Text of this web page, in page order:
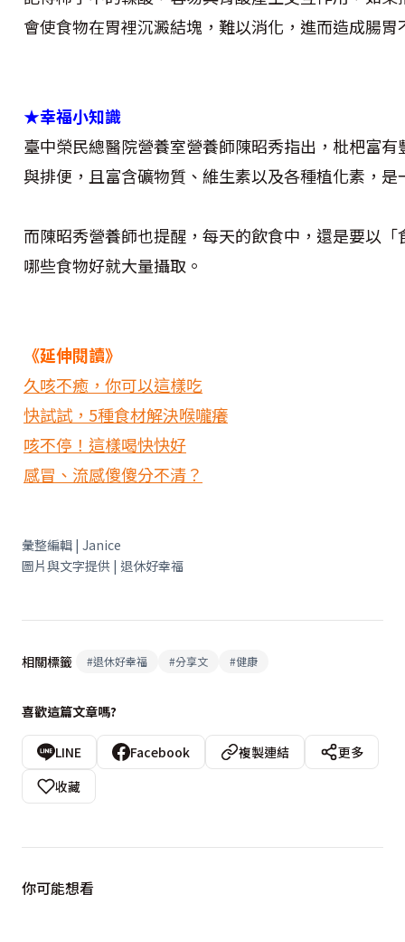
會使食物在胃裡沉澱結塊，難以消化，進而造成腸
★幸福小知識
臺中榮民總醫院營養室營養師陳昭秀指出，枇杷富
與排便，且富含礦物質、維生素以及各種植化素，
而陳昭秀營養師也提醒，每天的飲食中，還是要以
哪些食物好就大量攝取。
《延伸閱讀》
久咳不癒，你可以這樣吃
快試試，5種食材解決喉嚨癢
咳不停！這樣喝快快好
感冒、流感傻傻分不清？
彙整編輯 | Janice
圖片與文字提供 | 退休好幸福
相關標籤 #退休好幸福 #分享文 #健康
喜歡這篇文章嗎?
LINE Facebook 複製連結
更多
收藏
你可能想看